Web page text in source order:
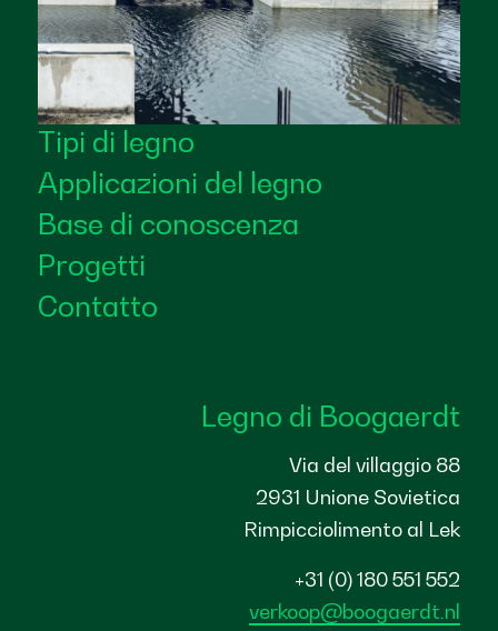
Tipi di legno
Applicazioni del legno
Base di conoscenza
Progetti
Contatto
Legno di Boogaerdt
Via del villaggio 88
2931 Unione Sovietica
Rimpicciolimento al Lek
+31 (0) 180 551 552
verkoop@boogaerdt.nl